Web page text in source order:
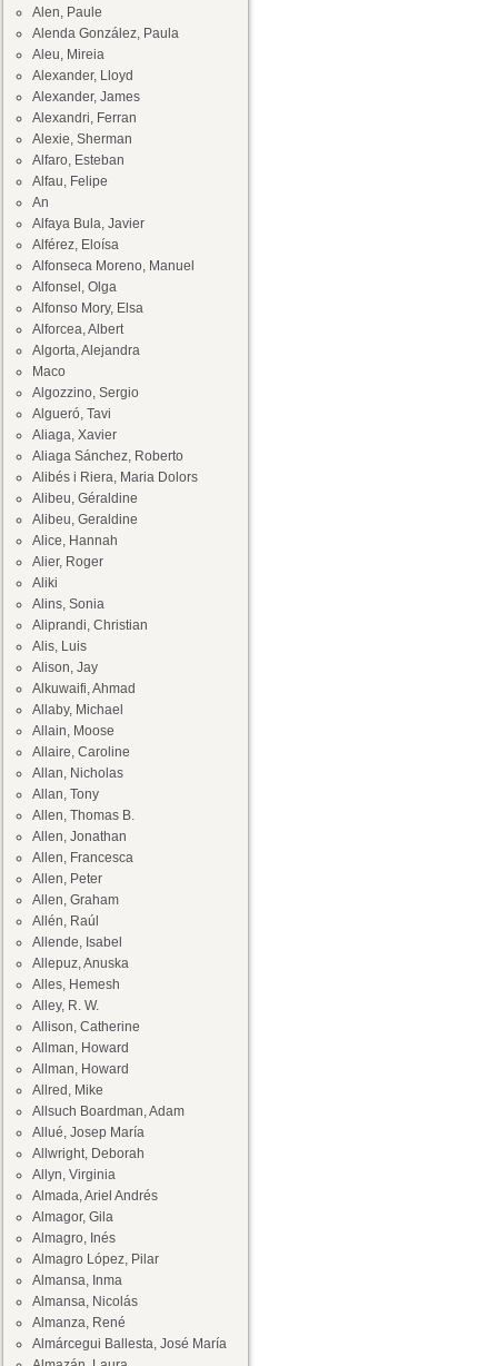
Alen, Paule
Alenda González, Paula
Aleu, Mireia
Alexander, Lloyd
Alexander, James
Alexandri, Ferran
Alexie, Sherman
Alfaro, Esteban
Alfau, Felipe
An
Alfaya Bula, Javier
Alférez, Eloísa
Alfonseca Moreno, Manuel
Alfonsel, Olga
Alfonso Mory, Elsa
Alforcea, Albert
Algorta, Alejandra
Maco
Algozzino, Sergio
Algueró, Tavi
Aliaga, Xavier
Aliaga Sánchez, Roberto
Alibés i Riera, Maria Dolors
Alibeu, Géraldine
Alibeu, Geraldine
Alice, Hannah
Alier, Roger
Aliki
Alins, Sonia
Aliprandi, Christian
Alis, Luis
Alison, Jay
Alkuwaifi, Ahmad
Allaby, Michael
Allain, Moose
Allaire, Caroline
Allan, Nicholas
Allan, Tony
Allen, Thomas B.
Allen, Jonathan
Allen, Francesca
Allen, Peter
Allen, Graham
Allén, Raúl
Allende, Isabel
Allepuz, Anuska
Alles, Hemesh
Alley, R. W.
Allison, Catherine
Allman, Howard
Allman, Howard
Allred, Mike
Allsuch Boardman, Adam
Allué, Josep María
Allwright, Deborah
Allyn, Virginia
Almada, Ariel Andrés
Almagor, Gila
Almagro, Inés
Almagro López, Pilar
Almansa, Inma
Almansa, Nicolás
Almanza, René
Almárcegui Ballesta, José María